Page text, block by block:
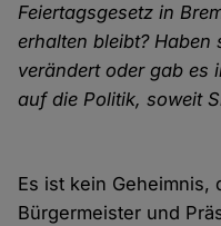
Feiertagsgesetz in
erhalten bleibt? Haben
verändert oder gab es
auf die Politik, soweit
Es ist kein Geheimnis,
Bürgermeister und